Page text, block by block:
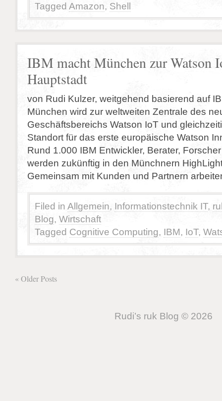
Tagged Amazon, Shell
IBM macht München zur Watson
Hauptstadt
von Rudi Kulzer, weitgehend basierend auf
München wird zur weltweiten Zentrale des
Geschäftsbereichs Watson IoT und
Standort für das erste europäische Watson
Rund 1.000 IBM Entwickler, Berater,
werden zukünftig in den Münchnern
Gemeinsam mit Kunden und Partnern
Filed in Allgemein, Informationstechnik IT,
Blog, Wirtschaft
Tagged Cognitive Computing, IBM, IoT,
« Older Posts
Rudi’s ruk Blog © 2026